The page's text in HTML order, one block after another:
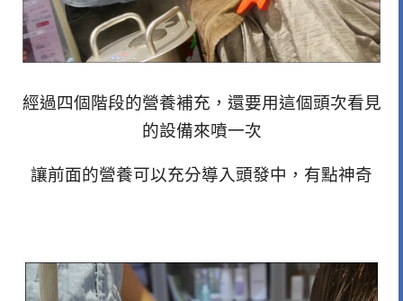
經過四個階段的營養補充，還要用這個頭次看見
的設備來噴一次
讓前面的營養可以充分導入頭發中，有點神奇